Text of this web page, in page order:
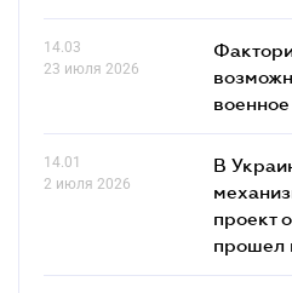
14.03
23 июля 2026
14.01
2 июля 2026
В
проект
прошел